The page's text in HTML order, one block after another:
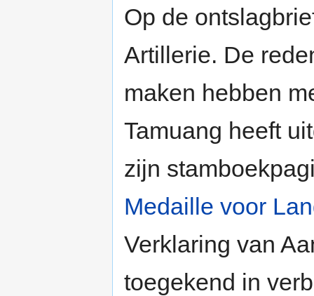
Op de
Artillerie. De
maken hebben
Tamuang heeft
zijn
Medaille voor
Verklaring van
toegekend in